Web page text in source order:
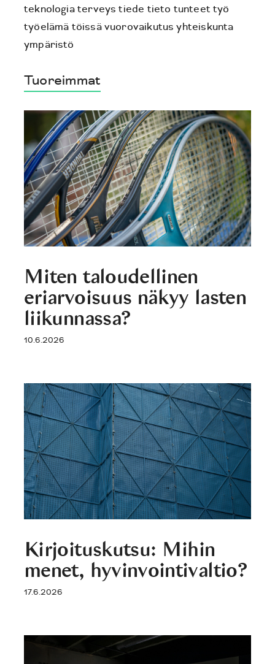
teknologiaterveys tiede tieto tunteet työ
työelämä töissä vuorovaikutus yhteiskunta
ympäristö
Tuoreimmat
Miten taloudellinen
eriarvoisuus näkyy lasten
liikunnassa?
10.6.2026
Kirjoituskutsu: Mihin
menet, hyvinvointivaltio?
17.6.2026